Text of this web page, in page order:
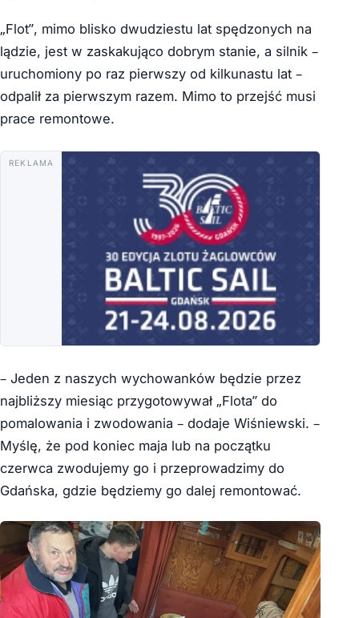
„Flot”, mimo blisko dwudziestu lat spędzonych na
lądzie, jest w zaskakująco dobrym stanie, a silnik –
uruchomiony po raz pierwszy od kilkunastu lat –
odpalił za pierwszym razem. Mimo to przejść musi
prace remontowe.
REKLAMA
– Jeden z naszych wychowanków będzie przez
najbliższy miesiąc przygotowywał „Flota” do
pomalowania i zwodowania – dodaje Wiśniewski. –
Myślę, że pod koniec maja lub na początku
czerwca zwodujemy go i przeprowadzimy do
Gdańska, gdzie będziemy go dalej remontować.